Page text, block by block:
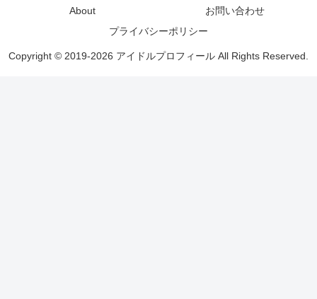
About
お問い合わせ
プライバシーポリシー
Copyright © 2019-2026 アイドルプロフィール All Rights Reserved.